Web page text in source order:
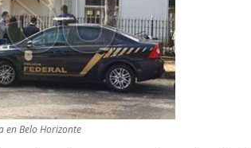
en Belo Horizonte